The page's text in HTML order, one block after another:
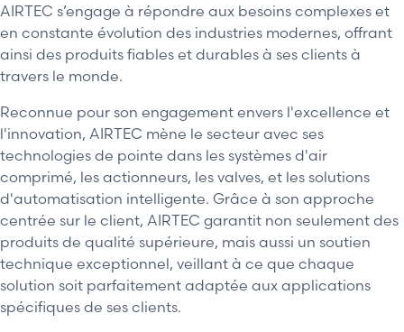
AIRTEC s’engage à répondre aux besoins complexes et
en constante évolution des industries modernes, offrant
ainsi des produits fiables et durables à ses clients à
travers le monde.
Reconnue pour son engagement envers l'excellence et
l'innovation, AIRTEC mène le secteur avec ses
technologies de pointe dans les systèmes d'air
comprimé, les actionneurs, les valves, et les solutions
d'automatisation intelligente. Grâce à son approche
centrée sur le client, AIRTEC garantit non seulement des
produits de qualité supérieure, mais aussi un soutien
technique exceptionnel, veillant à ce que chaque
solution soit parfaitement adaptée aux applications
spécifiques de ses clients.